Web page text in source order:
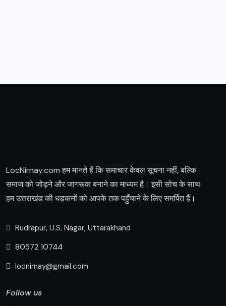
LocNirnay.com हम मानते हैं कि समाचार केवल सूचना नहीं, बल्कि
समाज को जोड़ने और जागरूक बनाने का माध्यम है। इसी सोच के साथ
हम उत्तराखंड की धड़कनों को आपके तक पहुँचाने के लिए समर्पित हैं।
Rudrapur, U.S. Nagar, Uttarakhand
80572 10744
locnirnay@gmail.com
Follow us